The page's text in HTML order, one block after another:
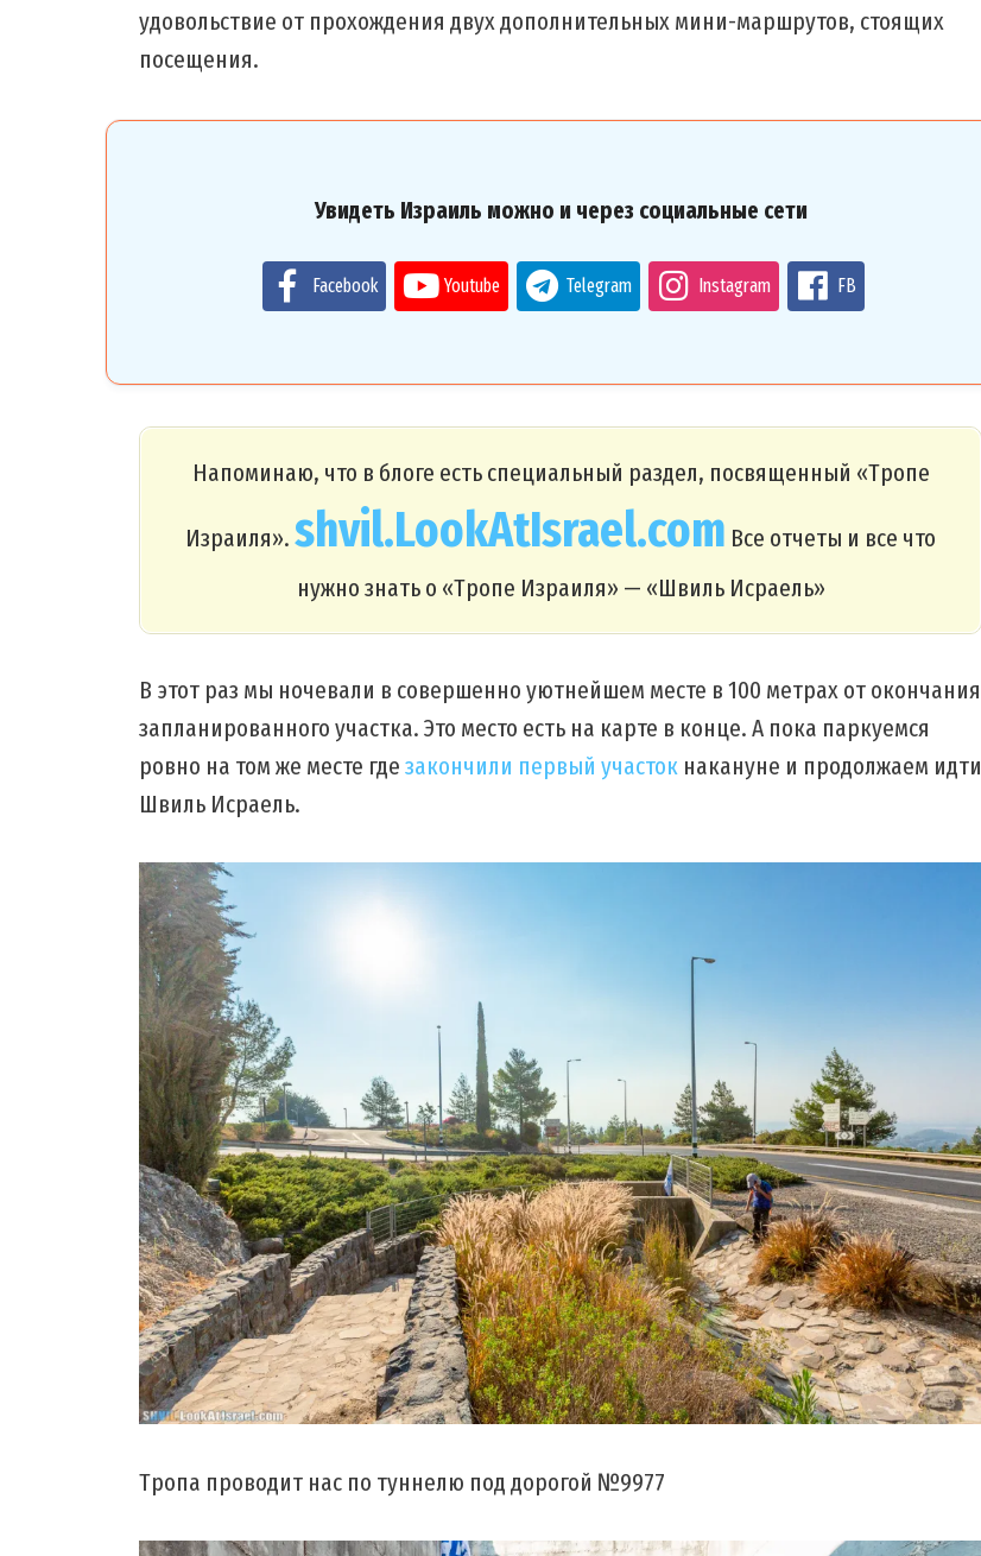
удовольствие от прохождения двух дополнительных мини-маршрутов, стоящих
посещения.
Увидеть Израиль можно и через социальные сети
Facebook Youtube Telegram Instagram FB
Напоминаю, что в блоге есть специальный раздел, посвященный «Тропе
Израиля».shvil.LookAtIsrael.com Все отчеты и все что
нужно знать о «Тропе Израиля» — «Швиль Исраель»
В этот раз мы ночевали в совершенно уютнейшем месте в 100 метрах от окончания
запланированного участка. Это место есть на карте в конце. А пока паркуемся
ровно на том же месте гдезакончили первый участокнакануне и продолжаем идти
Швиль Исраель.
Тропа проводит нас по туннелю под дорогой №9977